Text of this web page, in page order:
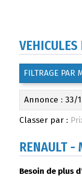
VEHICULES
FILTRAGE PAR
Annonce :
Classer par :
RENAULT -
Besoin de plus